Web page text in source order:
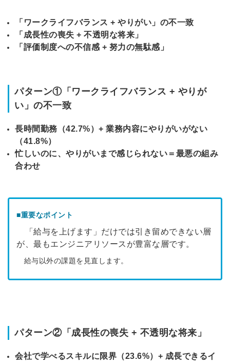
「ワークライフバランス + やりがい」の不一致
「成長性の喪失 + 不透明な将来」
「評価制度への不信感 + 努力の無駄感」
パターン①「ワークライフバランス + やりが
い」の不一致
長時間勤務（42.7%）+ 業務内容にやりがいがない
（41.8%）
忙しいのに、やりがいまで感じられない＝最悪の組み
合わせ
■重要なポイント
「給与を上げます」だけでは引き留めできない層
が、最もエンジニアリソースが豊富な層です。
給与以外の課題を見直します。
パターン②「成長性の喪失 + 不透明な将来」
会社で学べるスキルに限界（23.6%）+ 成長できるイ